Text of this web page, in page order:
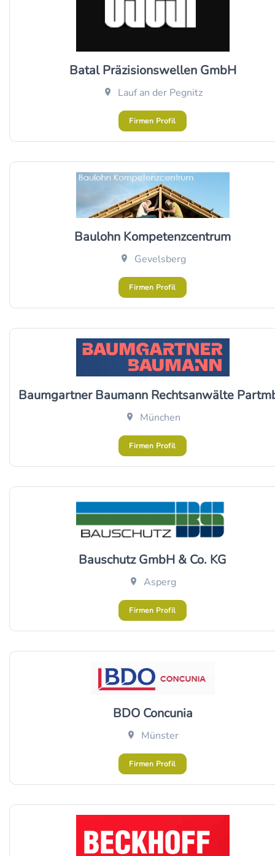
Batal Präzisionswellen GmbH
Lauf an der Pegnitz
Firmen Profil
Baulohn Kompetenzcentrum
Gevelsberg
Firmen Profil
Baumgartner Baumann Rechtsanwälte
München
Firmen Profil
Bauschutz GmbH & Co. KG
Asperg
Firmen Profil
BDO Concunia
Münster
Firmen Profil